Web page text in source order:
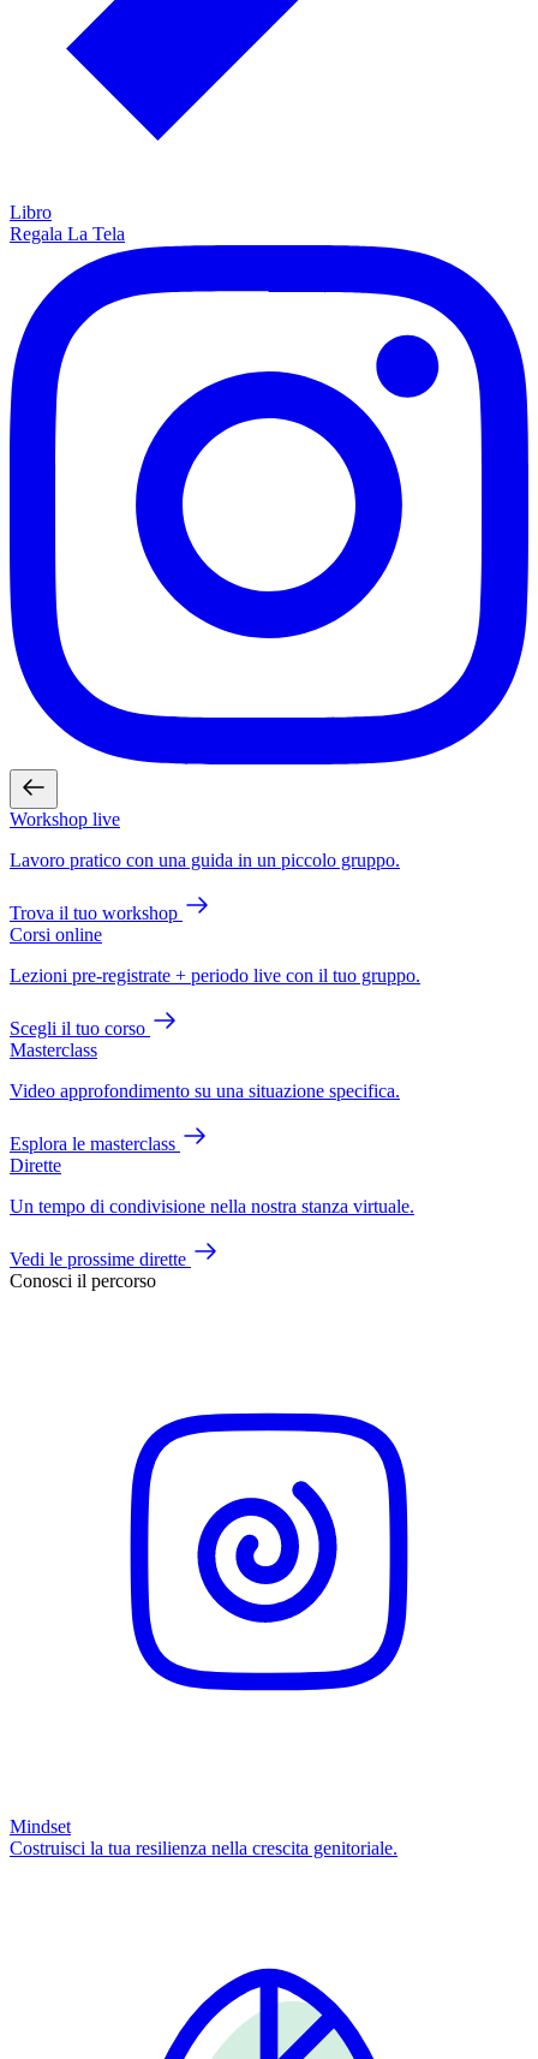
Libro
Regala La Tela
Workshop live
Lavoro pratico con una guida in un piccolo gruppo.
Trova il tuo workshop
Corsi online
Lezioni pre-registrate + periodo live con il tuo gruppo.
Scegli il tuo corso
Masterclass
Video approfondimento su una situazione specifica.
Esplora le masterclass
Dirette
Un tempo di condivisione nella nostra stanza virtuale.
Vedi le prossime dirette
Conosci il percorso
Mindset
Costruisci la tua resilienza nella crescita genitoriale.